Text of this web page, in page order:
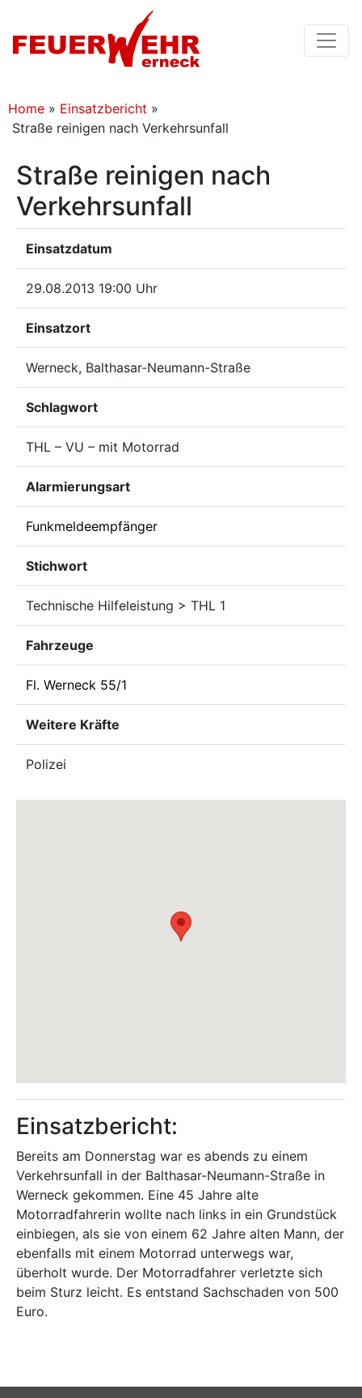
Home » Einsatzbericht »
Straße reinigen nach Verkehrsunfall
Straße reinigen nach
Verkehrsunfall
Einsatzdatum
29.08.2013 19:00 Uhr
Einsatzort
Werneck, Balthasar-Neumann-Straße
Schlagwort
THL – VU – mit Motorrad
Alarmierungsart
Funkmeldeempfänger
Stichwort
Technische Hilfeleistung > THL 1
Fahrzeuge
Fl. Werneck 55/1
Weitere Kräfte
Polizei
Einsatzbericht:
Bereits am Donnerstag war es abends zu einem
Verkehrsunfall in der Balthasar-Neumann-Straße in
Werneck gekommen. Eine 45 Jahre alte
Motorradfahrerin wollte nach links in ein Grundstück
einbiegen, als sie von einem 62 Jahre alten Mann, der
ebenfalls mit einem Motorrad unterwegs war,
überholt wurde. Der Motorradfahrer verletzte sich
beim Sturz leicht. Es entstand Sachschaden von 500
Euro.